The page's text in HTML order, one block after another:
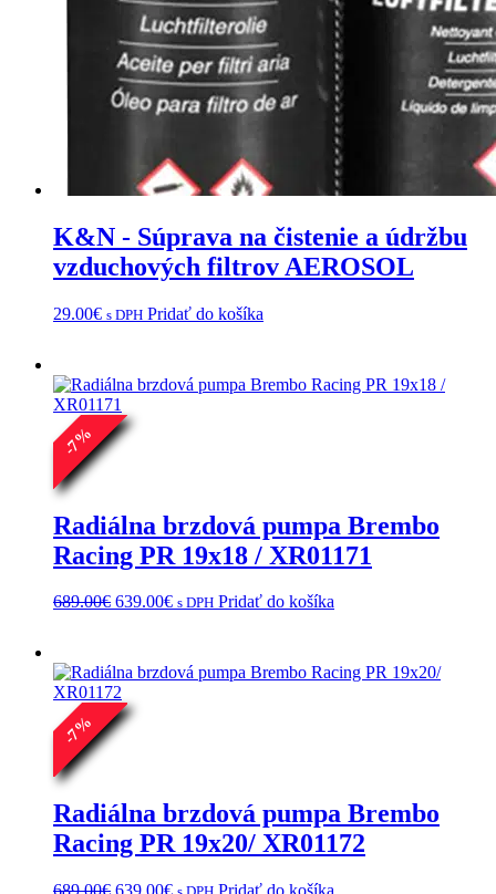
K&N - Súprava na čistenie a údržbu
vzduchových filtrov AEROSOL
29.00€ s DPH Pridať do košíka
-
7
%
Radiálna brzdová pumpa Brembo
Racing PR 19x18 / XR01171
689.00€ Pôvodná
639.00€Aktuálna
639.00€.
s DPH Pridať do košíka
-
7
%
Radiálna brzdová pumpa Brembo
Racing PR 19x20/ XR01172
PôvodnáAktuálna